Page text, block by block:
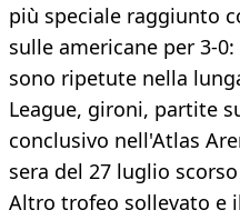
più speciale raggiunto
sulle americane per 3-
sono ripetute nella
League, gironi, partite
conclusivo nell'Atlas
sera del 27 luglio
Altro trofeo sollevato e